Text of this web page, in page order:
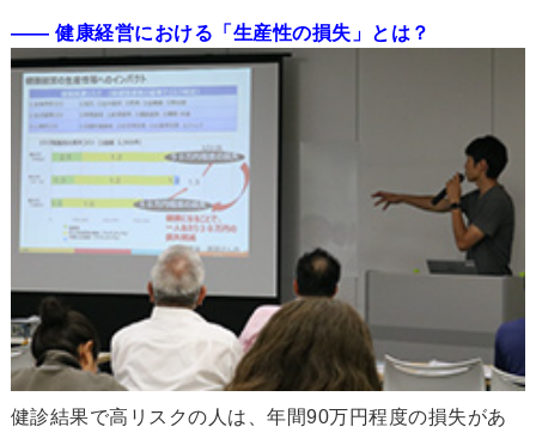
―― 健康経営における「生産性の損失」とは？
健診結果で高リスクの人は、年間90万円程度の損失があ